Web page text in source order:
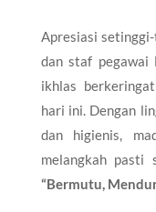
Apresiasi
dan staf pegawai
ikhlas
hari ini. Dengan
dan higienis,
melangkah pasti
“Bermutu,